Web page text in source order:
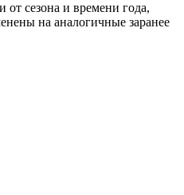
от сезона и времени года,
на аналогичные заранее